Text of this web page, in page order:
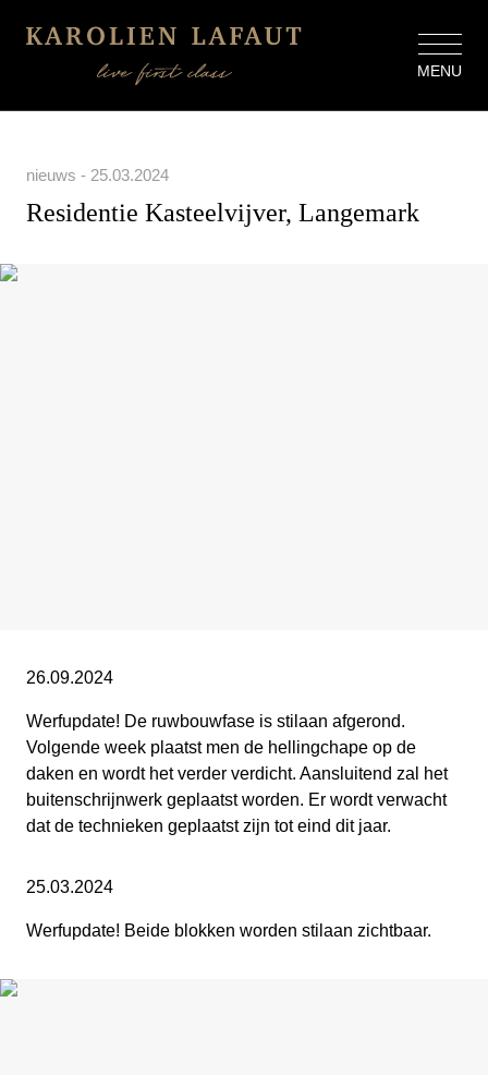
MENU
nieuws - 25.03.2024
Residentie Kasteelvijver, Langemark
26.09.2024
Werfupdate! De ruwbouwfase is stilaan afgerond.
Volgende week plaatst men de hellingchape op de
daken en wordt het verder verdicht. Aansluitend zal het
buitenschrijnwerk geplaatst worden. Er wordt verwacht
dat de technieken geplaatst zijn tot eind dit jaar.
25.03.2024
Werfupdate! Beide blokken worden stilaan zichtbaar.